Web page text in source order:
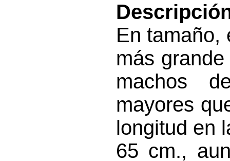
En tamaño,
más
machos
mayores
longitud en
65 cm.,